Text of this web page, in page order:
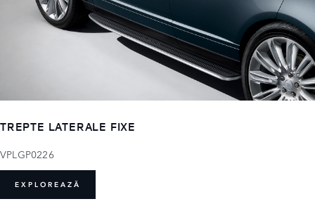
TREPTE LATERALE FIXE
VPLGP0226
EXPLOREAZĂ